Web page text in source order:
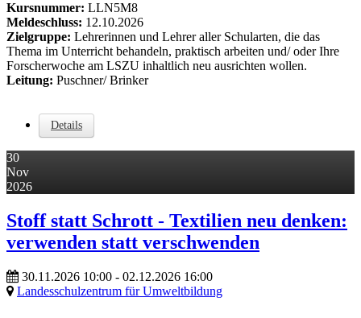
Kursnummer: LLN5M8
Meldeschluss: 12.10.2026
Zielgruppe: Lehrerinnen und Lehrer aller Schularten, die das
Thema im Unterricht behandeln, praktisch arbeiten und/ oder Ihre
Forscherwoche am LSZU inhaltlich neu ausrichten wollen.
Leitung: Puschner/ Brinker
Details
30
Nov
2026
Stoff statt Schrott - Textilien neu denken:
verwenden statt verschwenden
30.11.2026 10:00 - 02.12.2026 16:00
Landesschulzentrum für Umweltbildung